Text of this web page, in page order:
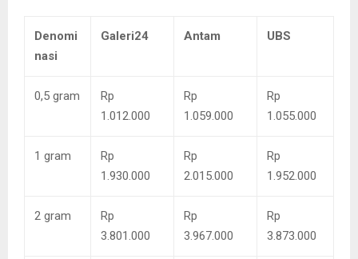
Denomi
nasi
Galeri24 Antam UBS
0,5 gram
Rp
1.012.000
Rp
1.059.000
Rp
1.055.000
1 gram
Rp
1.930.000
Rp
2.015.000
Rp
1.952.000
2 gram
Rp
3.801.000
Rp
3.967.000
Rp
3.873.000